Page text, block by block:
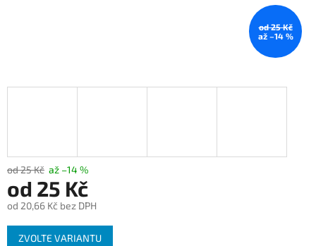
od 25 Kč
až –14 %
od 25 Kč až –14 %
od 25 Kč
od 20,66 Kč bez DPH
Měrná
cena:
ZVOLTE VARIANTU